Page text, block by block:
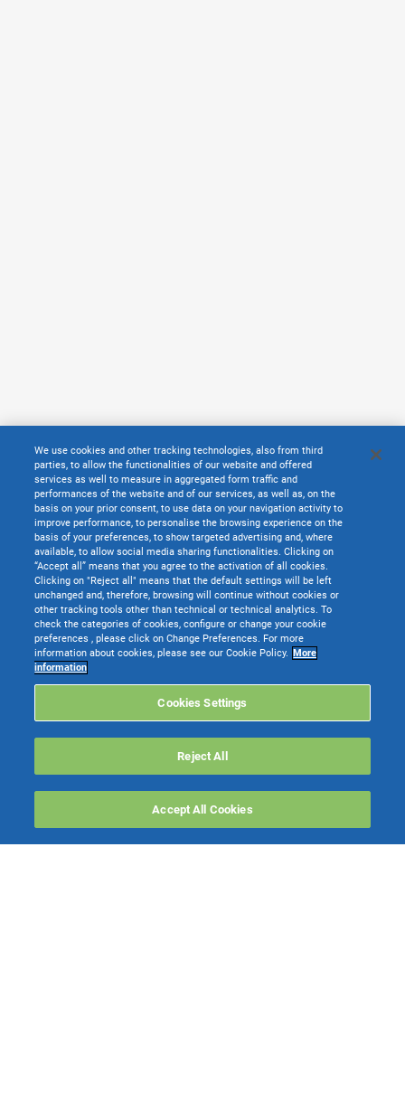
We use cookies and other tracking technologies, also from third
parties, to allow the functionalities of our website and offered
services as well to measure in aggregated form traffic and
performances of the website and of our services, as well as, on the
basis on your prior consent, to use data on your navigation activity to
improve performance, to personalise the browsing experience on the
basis of your preferences, to show targeted advertising and, where
available, to allow social media sharing functionalities. Clicking on
“Accept all” means that you agree to the activation of all cookies.
Clicking on "Reject all" means that the default settings will be left
unchanged and, therefore, browsing will continue without cookies or
other tracking tools other than technical or technical analytics. To
check the categories of cookies, configure or change your cookie
preferences , please click on Change Preferences. For more
information about cookies, please see our Cookie Policy. More
information
Cookies Settings
Reject All
Accept All Cookies